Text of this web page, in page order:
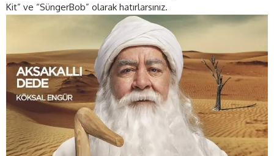
Kit” ve “SüngerBob” olarak hatırlarsınız.